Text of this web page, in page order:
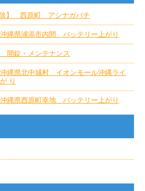
】 西原町 アシナガバチ
沖縄県浦添市内間 バッテリー上がり
開錠・メンテナンス
沖縄県北中城村 イオンモール沖縄ライ
り
沖縄県西原町幸地 バッテリー上がり